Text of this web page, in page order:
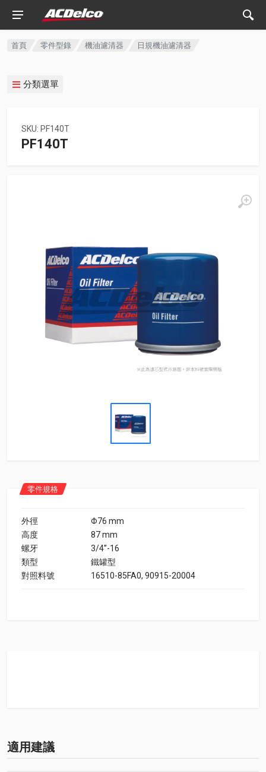
首頁 零件型錄 機油濾清器 日規機油濾清器
分類選單
SKU: PF140T
PF140T
零件規格
外徑
Φ76 mm
高度
87 mm
螺牙
3/4”-16
類型
鐵罐型
對照料號
16510-85FA0, 90915-20004
適用建議